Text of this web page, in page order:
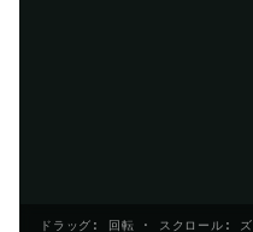
ドラッグ: 回転 · スクロール: ズ